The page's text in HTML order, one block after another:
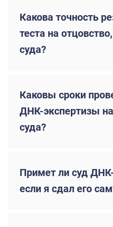
Какова точность
теста на
суда?
Каковы сроки
ДНК-экспертизы
суда?
Примет ли суд
если я сдал его